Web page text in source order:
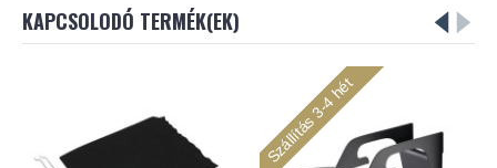
KAPCSOLODÓ TERMÉK(EK)
Szállítás 3-4 hét